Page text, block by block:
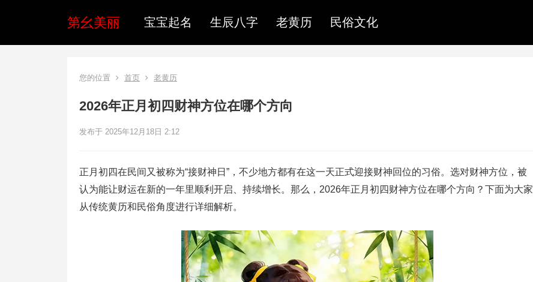
第幺美丽 宝宝起名 生辰八字 老黄历 民俗文化
您的位置 首页 老黄历
2026年正月初四财神方位在哪个方向
发布于 2025年12月18日 2:12
正月初四在民间又被称为“接财神日”，不少地方都有在这一天正式迎接财神回位的习俗。选对财神方位，被
认为能让财运在新的一年里顺利开启、持续增长。那么，2026年正月初四财神方位在哪个方向？下面为大家
从传统黄历和民俗角度进行详细解析。